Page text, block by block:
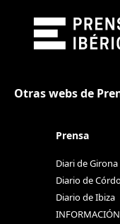
Otras webs de
Prensa
Diari de Girona
Diario de
Diario de Ibiza
INFORMACIÓN